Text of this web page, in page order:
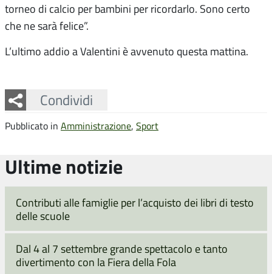
torneo di calcio per bambini per ricordarlo. Sono certo
che ne sarà felice”.
L’ultimo addio a Valentini è avvenuto questa mattina.
Condividi
Facebook
Twitter
Whatsapp
Pubblicato in Amministrazione, Sport
Ultime notizie
Contributi alle famiglie per l’acquisto dei libri di testo
delle scuole
Dal 4 al 7 settembre grande spettacolo e tanto
divertimento con la Fiera della Fola